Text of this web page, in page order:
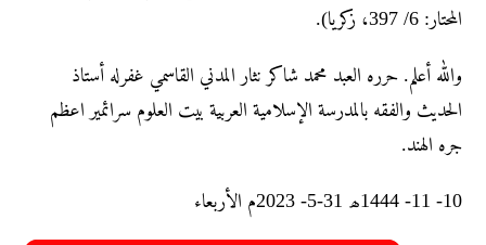
المحتار: 6/ 397، زكريا).
والله أعلم. حرره العبد محمد شاکر نثار المدني القاسمي غفرله أستاذ
الحديث والفقه بالمدرسة الإسلامية العربية بيت العلوم سرائمير اعظم
جره الهند.
10- 11- 1444ھ 31-5- 2023م الأربعاء